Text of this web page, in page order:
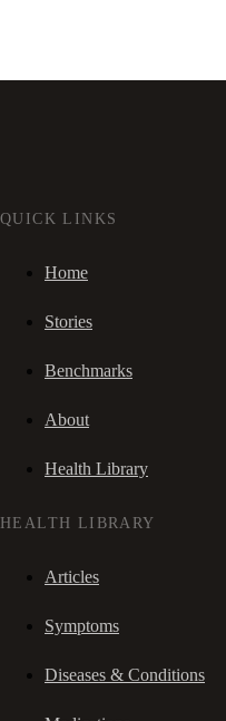
QUICK LINKS
Home
Stories
Benchmarks
About
Health Library
HEALTH LIBRARY
Articles
Symptoms
Diseases & Conditions